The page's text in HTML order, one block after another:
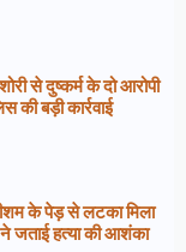
से दुष्कर्म के दो आरोपी
की बड़ी कार्रवाई
के पेड़ से लटका मिला
जताई हत्या की आशंका